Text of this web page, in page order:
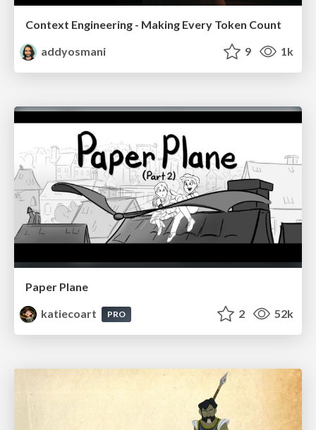
Context Engineering - Making Every Token Count
addyosmani
9 1k
Paper Plane
katiecoart
PRO 2 52k